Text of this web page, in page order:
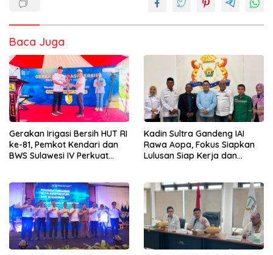
Baca Juga
Gerakan Irigasi Bersih HUT RI
ke-81, Pemkot Kendari dan
BWS Sulawesi IV Perkuat
Kadin Sultra Gandeng IAI
Rawa Aopa, Fokus Siapkan
Lulusan Siap Kerja dan